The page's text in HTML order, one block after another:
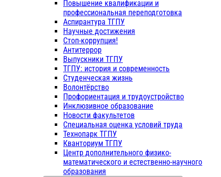
Повышение квалификации и
профессиональная переподготовка
Аспирантура ТГПУ
Научные достижения
Стоп-коррупция!
Антитеррор
Выпускники ТГПУ
ТГПУ: история и современность
Студенческая жизнь
Волонтёрство
Профориентация и трудоустройство
Инклюзивное образование
Новости факультетов
Специальная оценка условий труда
Технопарк ТГПУ
Кванториум ТГПУ
Центр дополнительного физико-
математического и естественно-научного
образования